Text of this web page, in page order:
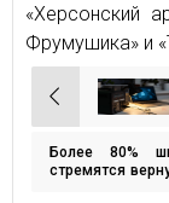
«Херсонский
Фрумушика» и
Навигация
по
записям
Более 80%
стремятся